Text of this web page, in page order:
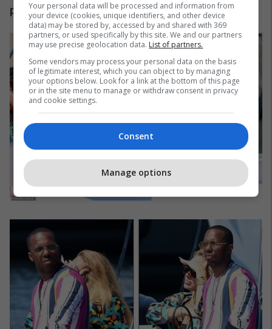
përfundoi i brendshmi./Telegrafi/
Your personal data will be processed and information from
your device (cookies, unique identifiers, and other device
data) may be stored by, accessed by and shared with 369
partners, or used specifically by this site. We and our partners
may use precise geolocation data. List of partners.
Some vendors may process your personal data on the basis
of legitimate interest, which you can object to by managing
your options below. Look for a link at the bottom of this page
or in the site menu to manage or withdraw consent in privacy
and cookie settings.
Consent
Manage options